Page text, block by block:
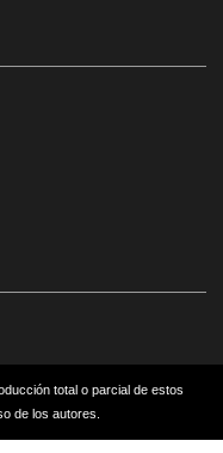
total o parcial de estos
de los autores.